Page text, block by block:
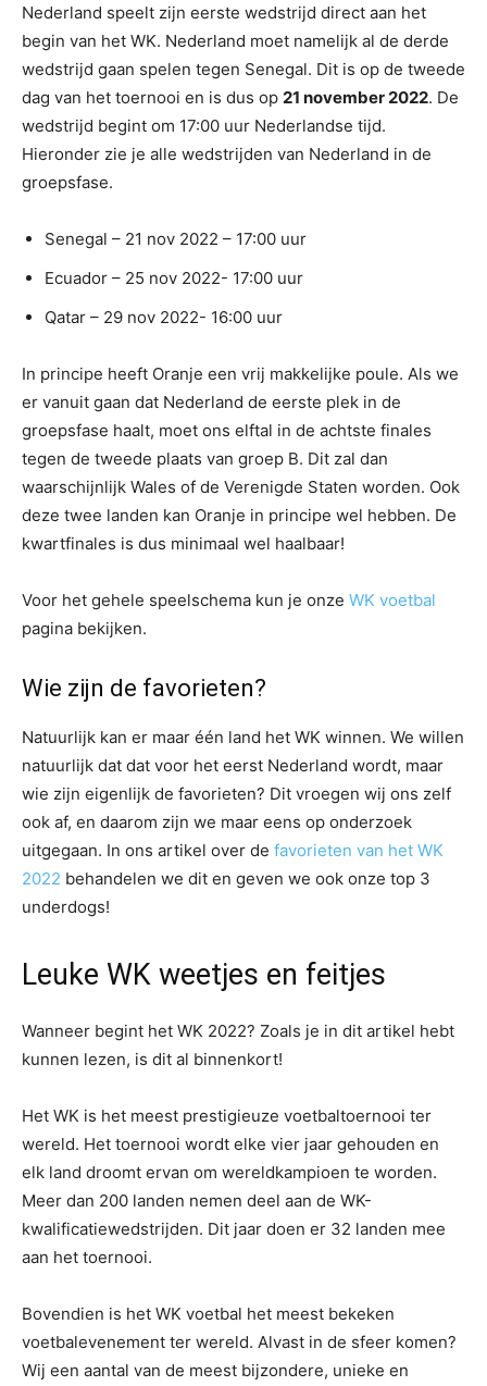
Nederland speelt zijn eerste wedstrijd direct aan het
begin van het WK. Nederland moet namelijk al de derde
wedstrijd gaan spelen tegen Senegal. Dit is op de tweede
dag van het toernooi en is dus op 21 november 2022. De
wedstrijd begint om 17:00 uur Nederlandse tijd.
Hieronder zie je alle wedstrijden van Nederland in de
groepsfase.
Senegal – 21 nov 2022 – 17:00 uur
Ecuador – 25 nov 2022- 17:00 uur
Qatar – 29 nov 2022- 16:00 uur
In principe heeft Oranje een vrij makkelijke poule. Als we
er vanuit gaan dat Nederland de eerste plek in de
groepsfase haalt, moet ons elftal in de achtste finales
tegen de tweede plaats van groep B. Dit zal dan
waarschijnlijk Wales of de Verenigde Staten worden. Ook
deze twee landen kan Oranje in principe wel hebben. De
kwartfinales is dus minimaal wel haalbaar!
Voor het gehele speelschema kun je onze WK voetbal
pagina bekijken.
Wie zijn de favorieten?
Natuurlijk kan er maar één land het WK winnen. We willen
natuurlijk dat dat voor het eerst Nederland wordt, maar
wie zijn eigenlijk de favorieten? Dit vroegen wij ons zelf
ook af, en daarom zijn we maar eens op onderzoek
uitgegaan. In ons artikel over de favorieten van het WK
2022 behandelen we dit en geven we ook onze top 3
underdogs!
Leuke WK weetjes en feitjes
Wanneer begint het WK 2022? Zoals je in dit artikel hebt
kunnen lezen, is dit al binnenkort!
Het WK is het meest prestigieuze voetbaltoernooi ter
wereld. Het toernooi wordt elke vier jaar gehouden en
elk land droomt ervan om wereldkampioen te worden.
Meer dan 200 landen nemen deel aan de WK-
kwalificatiewedstrijden. Dit jaar doen er 32 landen mee
aan het toernooi.
Bovendien is het WK voetbal het meest bekeken
voetbalevenement ter wereld. Alvast in de sfeer komen?
Wij een aantal van de meest bijzondere, unieke en